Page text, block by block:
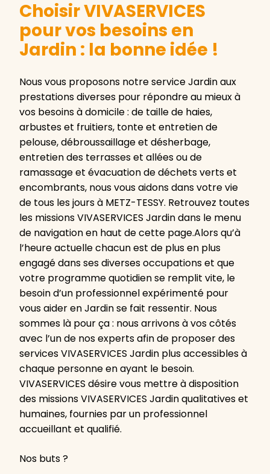
Choisir VIVASERVICES
pour vos besoins en
Jardin : la bonne idée !
Nous vous proposons notre service Jardin aux
prestations diverses pour répondre au mieux à
vos besoins à domicile : de taille de haies,
arbustes et fruitiers, tonte et entretien de
pelouse, débroussaillage et désherbage,
entretien des terrasses et allées ou de
ramassage et évacuation de déchets verts et
encombrants, nous vous aidons dans votre vie
de tous les jours à METZ-TESSY. Retrouvez toutes
les missions VIVASERVICES Jardin dans le menu
de navigation en haut de cette page.Alors qu’à
l’heure actuelle chacun est de plus en plus
engagé dans ses diverses occupations et que
votre programme quotidien se remplit vite, le
besoin d’un professionnel expérimenté pour
vous aider en Jardin se fait ressentir. Nous
sommes là pour ça : nous arrivons à vos côtés
avec l’un de nos experts afin de proposer des
services VIVASERVICES Jardin plus accessibles à
chaque personne en ayant le besoin.
VIVASERVICES désire vous mettre à disposition
des missions VIVASERVICES Jardin qualitatives et
humaines, fournies par un professionnel
accueillant et qualifié.
Nos buts ?